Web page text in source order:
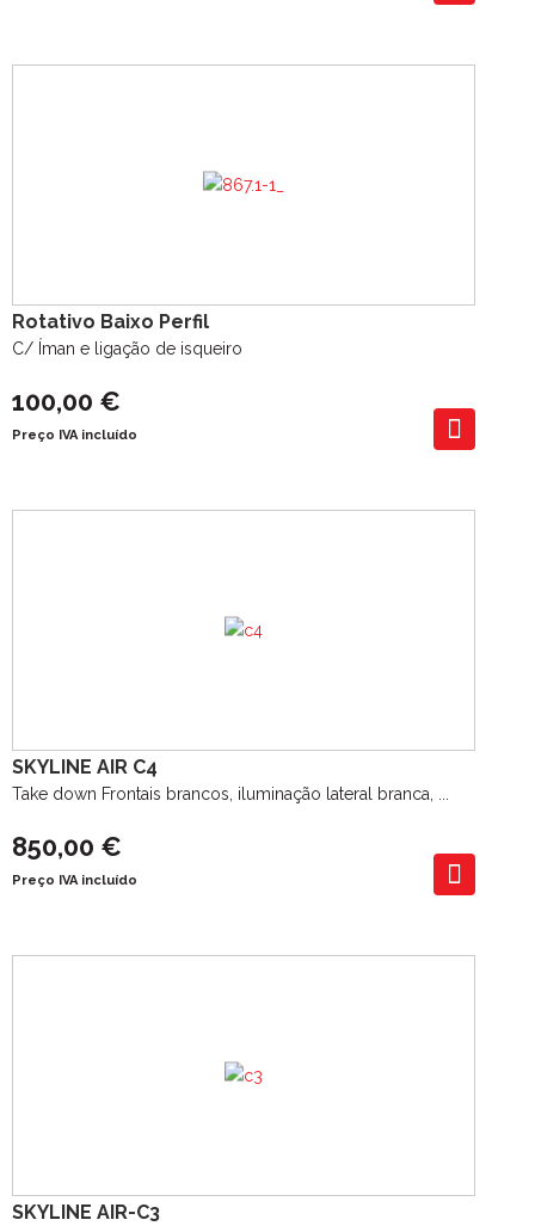
Rotativo Baixo Perfil
C/ Íman e ligação de isqueiro
100,00 €
Preço IVA incluído
SKYLINE AIR C4
Take down Frontais brancos, iluminação lateral branca, ...
850,00 €
Preço IVA incluído
SKYLINE AIR-C3